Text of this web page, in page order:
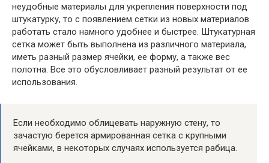
неудобные материалы для укрепления поверхности под
штукатурку, то с появлением сетки из новых материалов
работать стало намного удобнее и быстрее. Штукатурная
сетка может быть выполнена из различного материала,
иметь разный размер ячейки, ее форму, а также вес
полотна. Все это обусловливает разный результат от ее
использования.
Если необходимо облицевать наружную стену, то
зачастую берется армированная сетка с крупными
ячейками, в некоторых случаях используется рабица.